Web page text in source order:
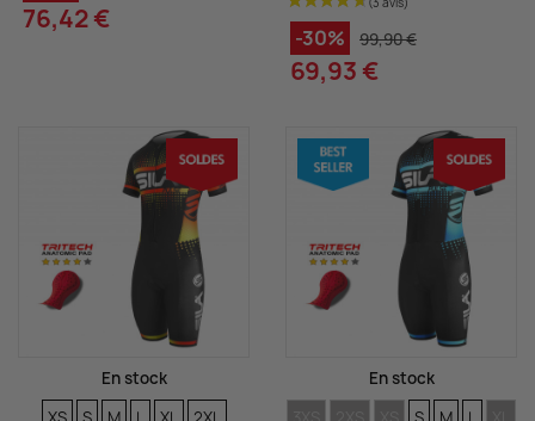
76,42 €
-30% 99,90 €
69,93 €
En stock
TAILLESTAILLES
TAILLES
TAILLES
TAILLES
TAILLES
En stock
TAILLESTAILLESTAILLES
TAILLES
TAILLES
TAILLES